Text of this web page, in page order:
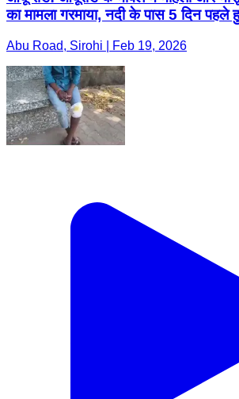
का मामला गरमाया, नदी के पास 5 दिन पहले
Abu Road, Sirohi | Feb 19, 2026